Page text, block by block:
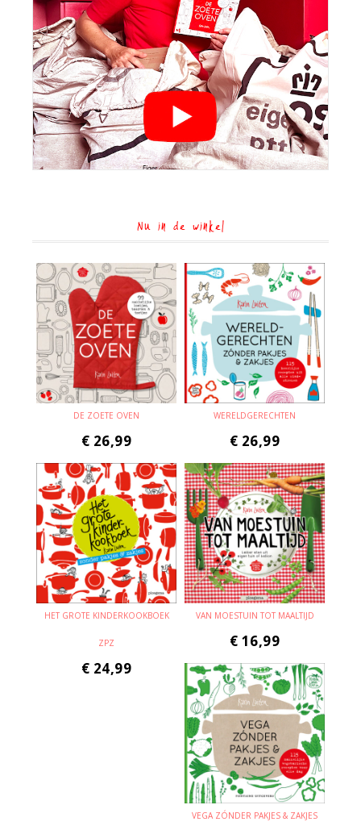
Nu in de winkel
DE ZOETE OVEN
€ 26,99
WERELDGERECHTEN
€ 26,99
HET GROTE KINDERKOOKBOEK
ZPZ
€ 24,99
VAN MOESTUIN TOT MAALTIJD
€ 16,99
VEGA ZÓNDER PAKJES & ZAKJES